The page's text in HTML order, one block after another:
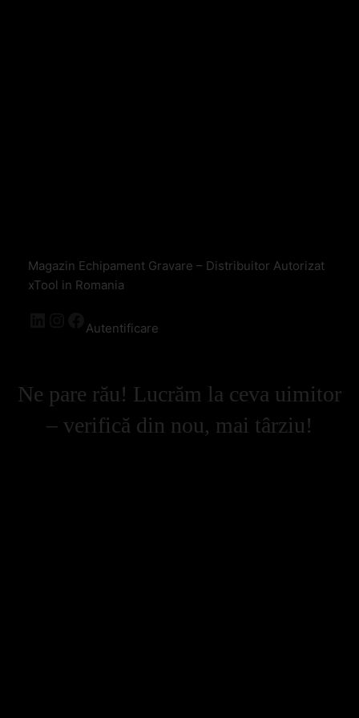
Magazin Echipament Gravare – Distribuitor Autorizat
xTool in Romania
Autentificare
Ne pare rău! Lucrăm la ceva uimitor
– verifică din nou, mai târziu!